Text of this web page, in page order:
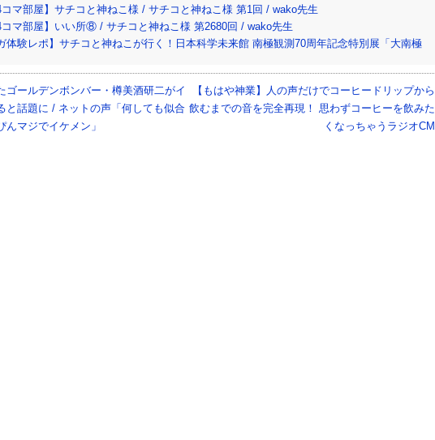
コマ部屋】サチコと神ねこ様 / サチコと神ねこ様 第1回 / wako先生
コマ部屋】いい所⑧ / サチコと神ねこ様 第2680回 / wako先生
体験レポ】サチコと神ねこが行く！日本科学未来館 南極観測70周年記念特別展「大南極
ネマズのポップコーンはバターフレーバーオイルをマシマシできちゃうって知ってた!?🍿
】
ゴールデンボンバー・樽美酒研二がイ
と話題に / ネットの声「何しても似合
んマジでイケメン」
【もはや神業】人の声だけでコーヒードリップから
飲むまでの音を完全再現！ 思わずコーヒーを飲みた
くなっちゃうラジオCM